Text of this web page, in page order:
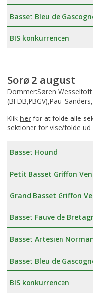
Basset Bleu de
BIS konkurrencen
Sorø 2 august
Dommer:Søren Wesseltoft
(BFDB,PBGV),Paul
Klik her for at folde alle
sektioner for vise/folde ud
Basset Hound
Petit Basset Griffon
Grand Basset Griffon
Basset Fauve de
Basset Artesien
Basset Bleu de
BIS konkurrencen